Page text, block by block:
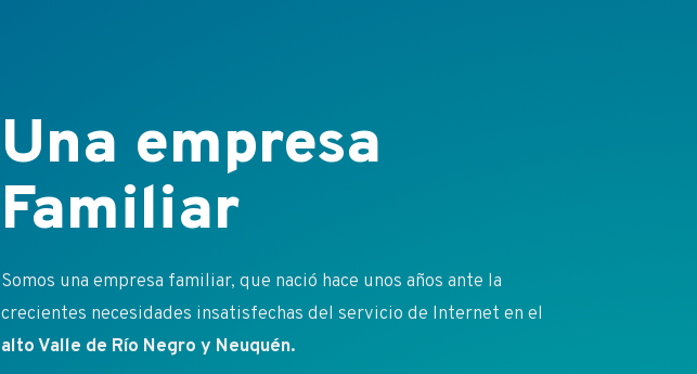
Una empresa
Familiar
Somos una empresa familiar, que nació hace unos años ante la
crecientes necesidades insatisfechas del servicio de Internet en el
alto Valle de Río Negro y Neuquén.